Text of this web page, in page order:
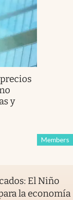
y
Members
El Niño
la economía